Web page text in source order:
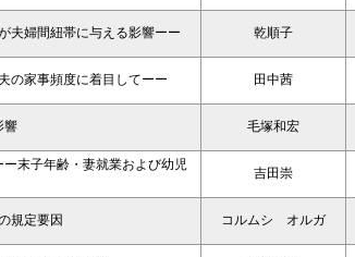
夫婦間紐帯に与える影響ーー 乾順子
の家事頻度に着目してーー 田中茜
響 毛塚和宏
末子年齢・妻就業および幼児
吉田崇
規定要因 コルムシ オルガ